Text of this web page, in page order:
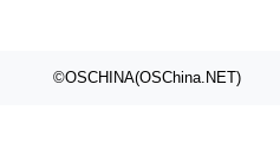
©OSCHINA(OSChina.NET)